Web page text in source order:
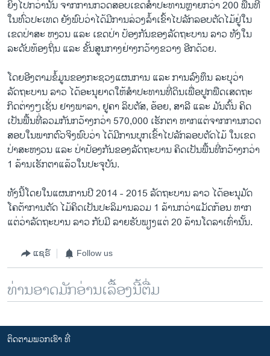
ຍິ່ງໄປກວ່ານັ້ນ ຈາກການກວດສອບເຂດສຳປະທານຫຼາຍກວ່າ 200 ພື້ນທີ່
ໃນທົ່ວປະເທດ ຍັງພົບວ່າໄດ້ມີການລ່ວງລ້ຳເຂົ້າໄປລັກລອບຕັດໄມ້ຢູ່ໃນ
ເຂດປ່າສະ ຫງວນ ແລະ ເຂດປ່າ ປ້ອງກັນຂອງລັດຖະບານ ລາວ ທັງໃນ
ລະດັບທ້ອງຖິ່ນ ແລະ ຂັ້ນສູນກາງຢ່າງກວ້າງຂວາງ ອີກດ້ວຍ.
ໂດຍອີງຕາມຂໍ້ມູນຂອງກະຊວງແຜນການ ແລະ ການລົງທຶນ ລະບຸວ່າ
ລັດຖະບານ ລາວ ໄດ້ອະນຸຍາດໃຫ້ສຳປະທານທີ່ດິນເພື່ອປູກພືດເສດຖະ
ກິດຕ່າງໆເຊັ່ນ ຢາງພາລາ, ຢູຄາ ລິບຕັສ, ອ້ອຍ, ສາລີ ແລະ ມັນຕົ້ນ ຄິດ
ເປັນພື້ນທີ່ລວມກັນກວ້າງກວ່າ 570,000 ເຮັກຕາ ຫາກແຕ່ຈາກການກວດ
ສອບໃນພາກຕົວຈິງພົບວ່າ ໄດ້ມີການບຸກເຂົ້າໄປລັກລອບຕັດໄມ້ ໃນເຂດ
ປ່າສະຫງວນ ແລະ ປ່າປ້ອງກັນຂອງລັດຖະບານ ຄິດເປັນພື້ນທີ່ກວ້າງກວ່າ
1 ລ້ານເຮັກຕາແລ້ວໃນປະຈຸບັນ.
ທັງນີ້ໂດຍໃນແຜນການປີ 2014 - 2015 ລັດຖະບານ ລາວ ໄດ້ອະນຸມັດ
ໂຄຕ້າການຕັດ ໄມ້ຄິດເປັນປະລິມານລວມ 1​ ລ້ານກວ່າແມັດກ້ອນ ຫາກ
ແຕ່ວ່າລັດຖະບານ ລາວ ກັບມີ ລາຍຮັບພຽງແຕ່ 20 ລ້ານໂດລາເທົ່ານັ້ນ.
ແຊຣ໌ Follow us
ທ່ານອາດມັກອ່ານເລື້ອງນີ້ຕື່ມ
ຕິດຕາມພວກເຮົາ ທີ່